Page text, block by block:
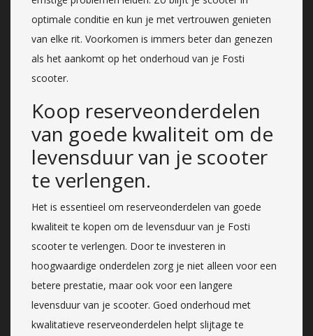
optimale conditie en kun je met vertrouwen genieten
van elke rit. Voorkomen is immers beter dan genezen
als het aankomt op het onderhoud van je Fosti
scooter.
Koop reserveonderdelen
van goede kwaliteit om de
levensduur van je scooter
te verlengen.
Het is essentieel om reserveonderdelen van goede
kwaliteit te kopen om de levensduur van je Fosti
scooter te verlengen. Door te investeren in
hoogwaardige onderdelen zorg je niet alleen voor een
betere prestatie, maar ook voor een langere
levensduur van je scooter. Goed onderhoud met
kwalitatieve reserveonderdelen helpt slijtage te